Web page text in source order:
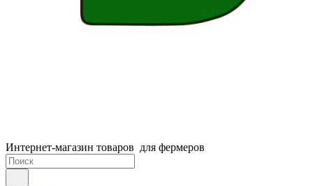
Интернет-магазин товаров для фермеров